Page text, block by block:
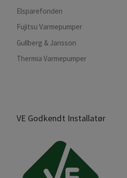
Elsparefonden
Fujitsu Varmepumper
Gullberg & Jansson
Thermia Varmepumper
VE Godkendt Installatør